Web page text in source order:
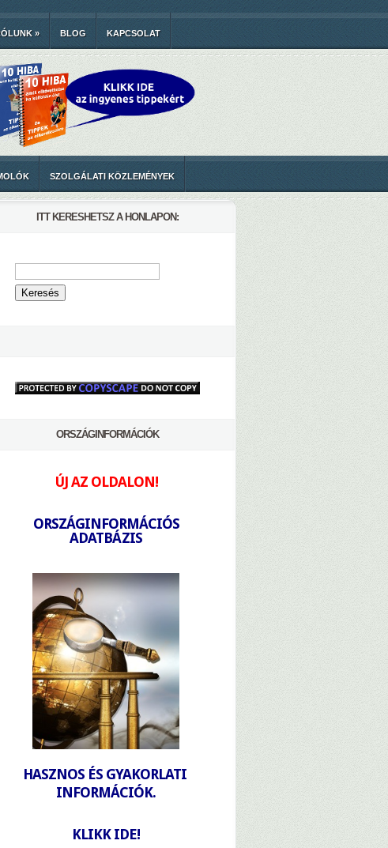
» BLOG KAPCSOLAT
SZOLGÁLATI KÖZLEMÉNYEK
ITT KERESHETSZ A HONLAPON:
ORSZÁGINFORMÁCIÓK
ÚJ AZ OLDALON!
ORSZÁGINFORMÁCIÓS
ADATBÁZIS
HASZNOS ÉS GYAKORLATI
INFORMÁCIÓK.
KLIKK IDE!